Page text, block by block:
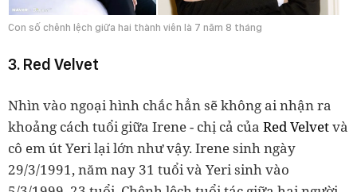
Con số chênh lệch giữa hai thành viên là 7 năm 8 tháng
3. Red Velvet
Nhìn vào ngoại hình chắc hẳn sẽ không ai nhận ra
khoảng cách tuổi giữa Irene - chị cả của Red Velvetvà
cô em út Yeri lại lớn như vậy. Irene sinh ngày
29/3/1991, năm nay 31 tuổi và Yeri sinh vào